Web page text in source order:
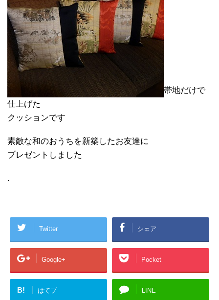
帯地だけで
仕上げた
クッションです
素敵な和のおうちを新築したお友達に
プレゼントしました
.
Twitter シェア
Google+ Pocket
B! はてブ LINE